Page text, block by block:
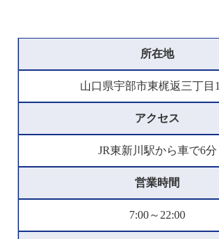
所在地
山口県宇部市東梶返三丁目
アクセス
JR東新川駅から車で6分
営業時間
7:00～22:00